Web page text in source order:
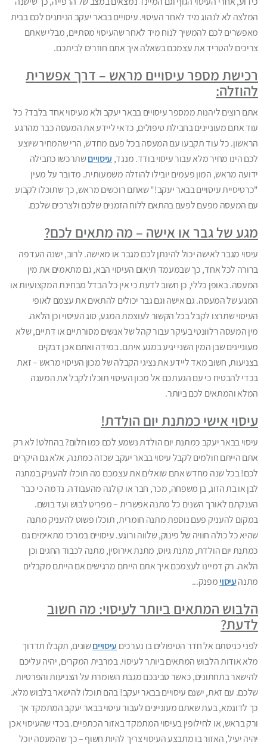
המלצה לא לנהוג מיד לאחר העיסוי. עיסויים בבאר יעקב הניתנים לכם בבית
מאפשרים לכם להמשיך לנוח מיד לאחר שהעיסוי מסתיים, מבלי שאתם
צריכים להטריד את עצמכם בשאלה איך אתם חוזרים לביתכם.
רכישת מספר עיסויים מראש – דרך אפשרית
להוזלה:
אתם רוצים ליהנות ממספר עיסויים בבאר יעקב ולא מעיסוי אחד בלבד? כל
עוד אתם מעוניינים בחבילת טיפולים, כדאי ליידע את המעסה כבר מהרגע
הראשון. כל עוד תקבעו עם המעסה בכל פעם מחדש, הרי שהמחיר שיוצע
לכם הינו מחיר מלא עבור עיסוי בודד. מנגד, עיסוייםשתרכשו כחבילה
ידועה מראש, המון פעמים יובילו להוזלה משמעותית. מדובר על מעין
"כרטיסיית עיסויים בבאר יעקב!" שאתם רוכשים מראש, כך שתוכלו לקבוע
עם המעסה מפעם לפעם בהתאם ללוח הזמנים שלכם ולצרכים שלכם.
מגע של גבר או אישה – מה מתאים לכם?
עיסוי מגבר לאישה יכול להינתן לכם מגבר או מאישה. לרוב, ישנה העדפה
ברורה לכל אחד, כך שבמעמד תיאום העיסוי הבא, גם מתאמים את מין
המעסה. באופן כללי, כן חשוב לדעת כי אין כל הבדל מבחינת המקצועיות או
המגע של המעסה. גם אישה וגם גבר יכולים להתאים את עצמם לאופי
העיסוי שתרצו לקבל בכל הקשור לעוצמת המגע, סוג העיסוי וכן הלאה.
מין המעסה רלוונטי בעיקר עבור קהל של אנשים מסורתיים או דתיים, שלא
מעוניינים שבן המין השני יגיע במגע איתם. במידה ואתם אכן דבקים
בצניעות, חשוב מאד ליידע את נציגי הקבלה של מכון העיסוי מראש – זאת
בכדי להבטיח כי עם הגעתכם אל מכון העיסוי תוכלו לקבל את המענה
המלא והמתאים לכם ביותר.
עיסוי אישי כמתנת יום הולדת!
עיסוי בבאר יעקב כמתנת יום הולדת נשמע לכם כמו חלום? בהחלט! לא רק
אתם הייתם חולמים לקבל עיסוי בבאר יעקב שכזה כמתנה, אלא גם היקרים
לכם! בכל שנה מחדש אתם שואלים את עצמכם מה תוכלו להעניק במתנה
לבן או בת הזוג, בן משפחה, מכר, חבר או קולגה מהעבודה. נדמה כי כבר
הענקתם לאורך השנים כל מתנה אפשרית – מפריט לבוש ועד בושם.
במקום להעניק פעם נוספת מתנה חומרית, תוכלו פשוט להעניק מתנה
שהיא כל כולה חוויה של פינוק, שלווה ורוגע. עיסויים במרכז מתאימים גם
כמתנת יום הולדת, מתנת גיוס, מתנת אירוסין, מתנה לכבוד החגים וכן
הלאה. רק דמיינו לעצמכם איך אתם הייתם מרגישים אם הייתם מקבלים
מתנה עיסוי מפנק...
הלבוש המתאים ביותר לעיסוי: מה חשוב
לדעת?
לפני כניסתם אל חדר הטיפולים בו נערכים עיסוייםשונים, תקבלו תדרוך
מלא אודות הלבוש המתאים ביותר לעיסוי. במרבית המקרים, יהיה עליכם
להישאר בתחתונים, כאשר סביבכם מגבת השומרת על הצניעות והפרטיות
שלכם. עם זאת, ישנם עיסויים בבאר יעקב! בהם תוכלו להישאר בלבוש מלא.
כך לדוגמא, בעת שאתם מעוניינים לעבור עיסוי בבאר יעקב המתמקד אך
ורק בראש, או לחילופין בעיסוי המתמקד באזור הכתפיים. בכדי שהעיסוי אכן
יהיה יעיל, האזור בו מתבצע העיסוי צריך להיות חשוף – כך שהמעסה יוכל